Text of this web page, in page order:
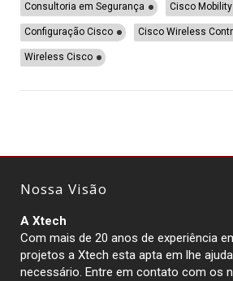
Consultoria em Segurança Cisco
Configuração Cisco Cisco Wireless
Wireless Cisco
Nossa Visão
A Xtech
Com mais de 20 anos de experiência
projetos a Xtech esta apta em lhe
necessário. Entre em contato com os